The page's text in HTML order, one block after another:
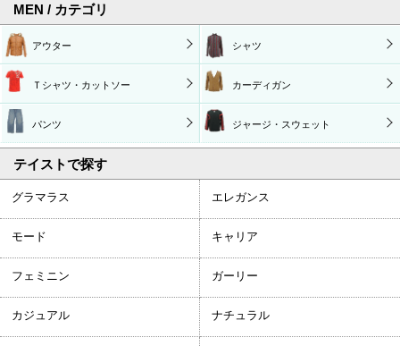
MEN / カテゴリ
アウター シャツ
Ｔシャツ・カットソー カーディガン
パンツ ジャージ・スウェット
テイストで探す
グラマラス エレガンス
モード キャリア
フェミニン ガーリー
カジュアル ナチュラル